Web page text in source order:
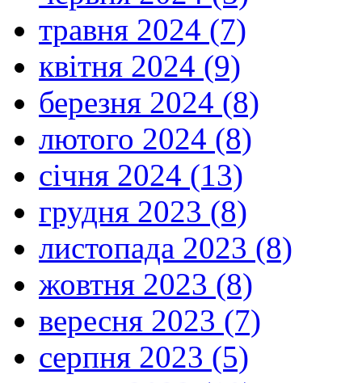
травня 2024 (7)
квітня 2024 (9)
березня 2024 (8)
лютого 2024 (8)
січня 2024 (13)
грудня 2023 (8)
листопада 2023 (8)
жовтня 2023 (8)
вересня 2023 (7)
серпня 2023 (5)